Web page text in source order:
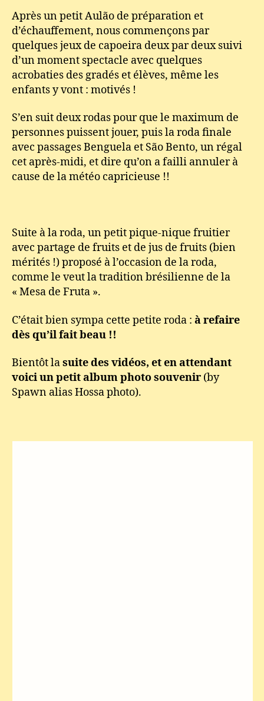
Après un petit Aulão de préparation et
d’échauffement, nous commençons par
quelques jeux de capoeira deux par deux suivi
d’un moment spectacle avec quelques
acrobaties des gradés et élèves, même les
enfants y vont : motivés !
S’en suit deux rodas pour que le maximum de
personnes puissent jouer, puis la roda finale
avec passages Benguela et São Bento, un régal
cet après-midi, et dire qu’on a failli annuler à
cause de la météo capricieuse !!
Suite à la roda, un petit pique-nique fruitier
avec partage de fruits et de jus de fruits (bien
mérités !) proposé à l’occasion de la roda,
comme le veut la tradition brésilienne de la
« Mesa de Fruta ».
C’était bien sympa cette petite roda : à refaire
dès qu’il fait beau !!
Bientôt lasuite des vidéos, et en attendant
voici un petit album photo souvenir (by
Spawn alias Hossa photo).